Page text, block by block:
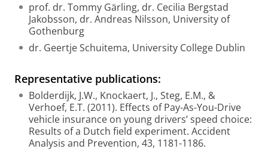
prof. dr. Tommy Gärling, dr. Cecilia Bergstad
Jakobsson, dr. Andreas Nilsson, University of
Gothenburg
dr. Geertje Schuitema, University College Dublin
Representative publications:
Bolderdijk, J.W., Knockaert, J., Steg, E.M., &
Verhoef, E.T. (2011). Effects of Pay-As-You-Drive
vehicle insurance on young drivers’ speed choice:
Results of a Dutch field experiment. Accident
Analysis and Prevention, 43, 1181-1186.